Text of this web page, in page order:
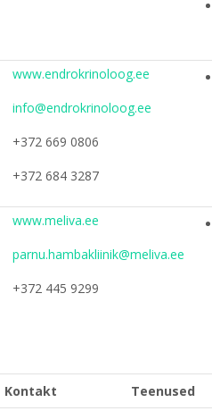
www.endrokrinoloog.ee
info@endrokrinoloog.ee
+372 669 0806
+372 684 3287
www.meliva.ee
parnu.hambakliinik@meliva.ee
+372 445 9299
Kontakt
Teenused